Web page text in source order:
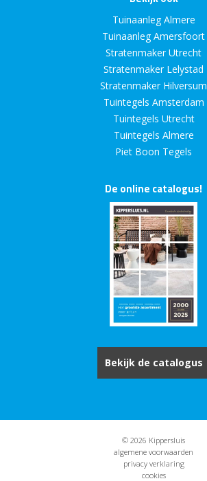
Tuinaanleg Almere
Tuinaanleg Amersfoort
Stratenmaker Utrecht
Stratenmaker Lelystad
Stratenmaker Hilversum
Tuintegels Amsterdam
Tuintegels Utrecht
Tuintegels Almere
Piet Boon Tegels
De online catalogus!
Bekijk de catalogus
© 2026 Kippersluis
algemene voorwaarden
privacy verklaring
cookies